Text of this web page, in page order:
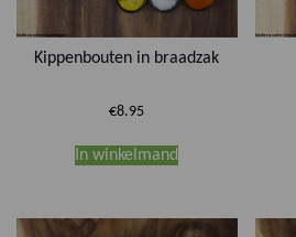
Kippenbouten in braadzak
€8.95
In winkelmand